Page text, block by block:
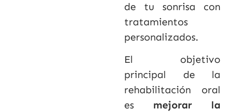
de tu sonrisa con
tratamientos
personalizados.
El objetivo
principal de la
rehabilitación oral
es mejorar la